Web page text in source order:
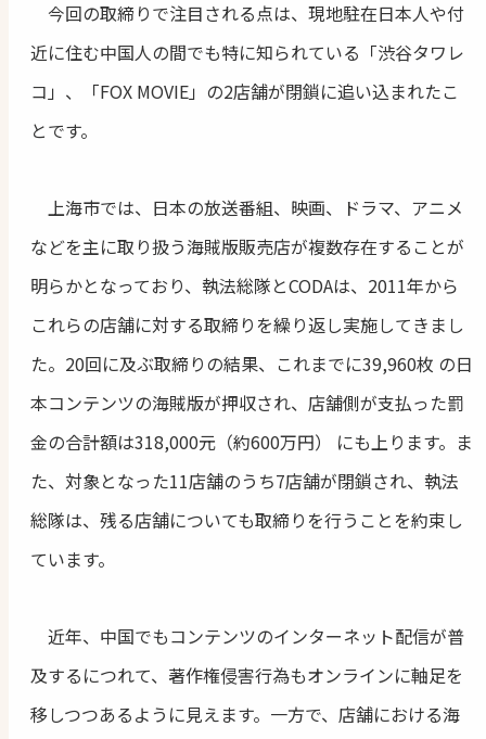
今回の取締りで注目される点は、現地駐在日本人や付
近に住む中国人の間でも特に知られている「渋谷タワレ
コ」、「FOX MOVIE」の2店舗が閉鎖に追い込まれたこ
とです。
上海市では、日本の放送番組、映画、ドラマ、アニメ
などを主に取り扱う海賊版販売店が複数存在することが
明らかとなっており、執法総隊とCODAは、2011年から
これらの店舗に対する取締りを繰り返し実施してきまし
た。20回に及ぶ取締りの結果、これまでに39,960枚 の日
本コンテンツの海賊版が押収され、店舗側が支払った罰
金の合計額は318,000元（約600万円） にも上ります。ま
た、対象となった11店舗のうち7店舗が閉鎖され、執法
総隊は、残る店舗についても取締りを行うことを約束し
ています。
近年、中国でもコンテンツのインターネット配信が普
及するにつれて、著作権侵害行為もオンラインに軸足を
移しつつあるように見えます。一方で、店舗における海